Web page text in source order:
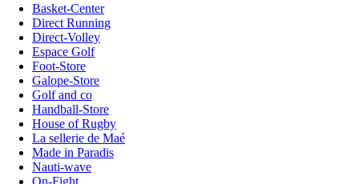
Basket-Center
Direct Running
Direct-Volley
Espace Golf
Foot-Store
Galope-Store
Golf and co
Handball-Store
House of Rugby
La sellerie de Maé
Made in Paradis
Nauti-wave
On-Fight